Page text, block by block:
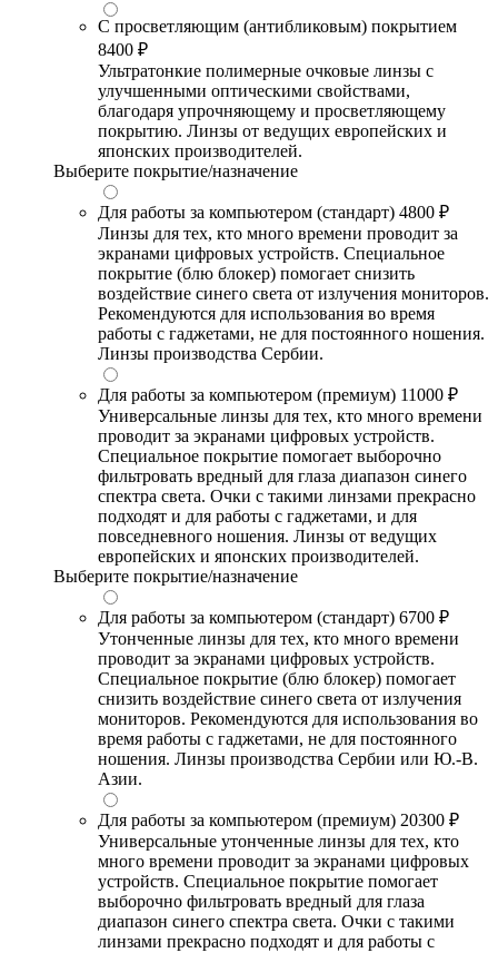
С просветляющим (антибликовым) покрытием
8400 ₽
Ультратонкие полимерные очковые линзы с
улучшенными оптическими свойствами,
благодаря упрочняющему и просветляющему
покрытию. Линзы от ведущих европейских и
японских производителей.
Выберите покрытие/назначение
Для работы за компьютером (стандарт) 4800 ₽
Линзы для тех, кто много времени проводит за
экранами цифровых устройств. Специальное
покрытие (блю блокер) помогает снизить
воздействие синего света от излучения мониторов.
Рекомендуются для использования во время
работы с гаджетами, не для постоянного ношения.
Линзы производства Сербии.
Для работы за компьютером (премиум) 11000 ₽
Универсальные линзы для тех, кто много времени
проводит за экранами цифровых устройств.
Специальное покрытие помогает выборочно
фильтровать вредный для глаза диапазон синего
спектра света. Очки с такими линзами прекрасно
подходят и для работы с гаджетами, и для
повседневного ношения. Линзы от ведущих
европейских и японских производителей.
Выберите покрытие/назначение
Для работы за компьютером (стандарт) 6700 ₽
Утонченные линзы для тех, кто много времени
проводит за экранами цифровых устройств.
Специальное покрытие (блю блокер) помогает
снизить воздействие синего света от излучения
мониторов. Рекомендуются для использования во
время работы с гаджетами, не для постоянного
ношения. Линзы производства Сербии или Ю.-В.
Азии.
Для работы за компьютером (премиум) 20300 ₽
Универсальные утонченные линзы для тех, кто
много времени проводит за экранами цифровых
устройств. Специальное покрытие помогает
выборочно фильтровать вредный для глаза
диапазон синего спектра света. Очки с такими
линзами прекрасно подходят и для работы с